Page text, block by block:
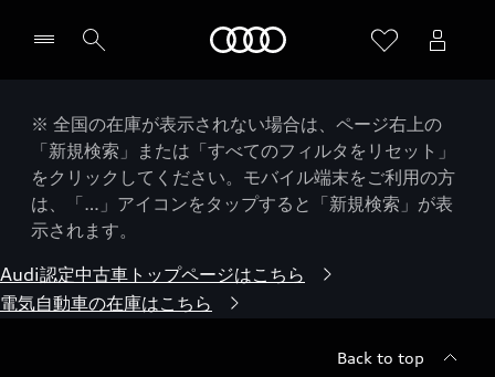
※ 全国の在庫が表示されない場合は、ページ右上の
「新規検索」または「すべてのフィルタをリセット」
をクリックしてください。モバイル端末をご利用の方
は、「…」アイコンをタップすると「新規検索」が表
示されます。
Audi認定中古車トップページはこちら
電気自動車の在庫はこちら
Back to top